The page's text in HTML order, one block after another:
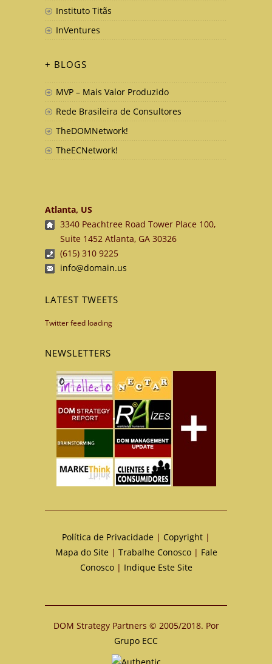
Instituto Titãs
InVentures
+ BLOGS
MVP – Mais Valor Produzido
Rede Brasileira de Consultores
TheDOMNetwork!
TheECNetwork!
Atlanta, US
3340 Peachtree Road Tower Place 100,
Suite 1452 Atlanta, GA 30326
(615) 310 9225
info@domain.us
LATEST TWEETS
Twitter feed loading
NEWSLETTERS
Política de Privacidade | Copyright |
Mapa do Site| Trabalhe Conosco| Fale
Conosco| Indique Este Site
DOM Strategy Partners © 2005/2018. Por
Grupo ECC